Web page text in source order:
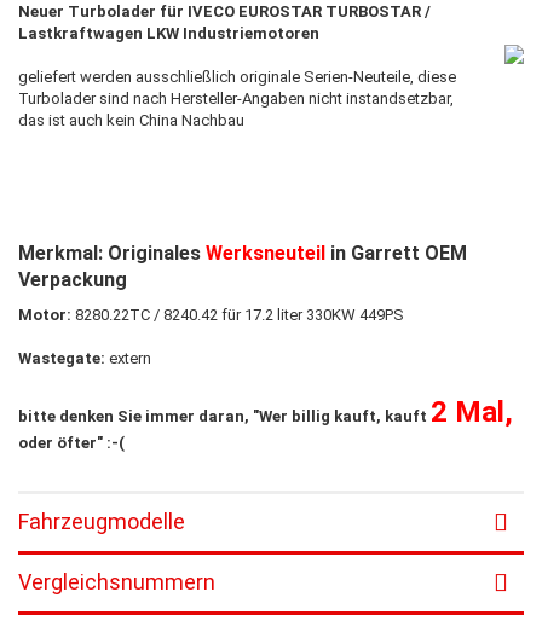
Neuer Turbolader für IVECO EUROSTAR TURBOSTAR /
Lastkraftwagen LKW Industriemotoren
geliefert werden ausschließlich originale Serien-Neuteile, diese
Turbolader sind nach Hersteller-Angaben nicht instandsetzbar,
das ist auch ​kein China Nachbau
Merkmal: Originales Werksneuteil in Garrett OEM
Verpackung
Motor: 8280.22TC / 8240.42 für 17.2 liter 330KW 449PS
Wastegate: extern
bitte denken Sie immer daran, "Wer billig kauft, kauft 2 Mal,
oder öfter" :-(
Fahrzeugmodelle
Vergleichsnummern